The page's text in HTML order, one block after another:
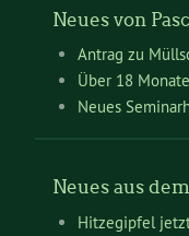
Neues von
Antrag zu
Über 18
Neues
Neues aus
Hitzegipfel